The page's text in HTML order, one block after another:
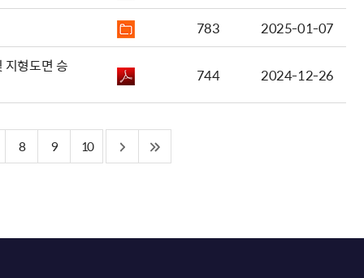
783
2025-01-07
지형도면 승
744 2024-12-26
8 9 10